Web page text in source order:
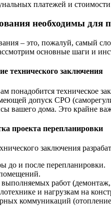
платежей и
необходимы для
– это, пожалуй, самый
основные шаги и
технического заключения
понадобится техническое
допуск СРО
вашего дома. Это крайне
проекта перепланировки
заключения
до и после перепланировки.
работ (демонтаж,
и нагрузкам на
коммуникаций (отопление,